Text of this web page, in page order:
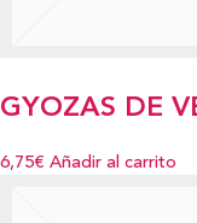
GYOZAS DE
6,75€ Añadir al carrito